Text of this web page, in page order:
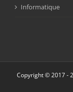
Informatique
Copyright © 2017 -